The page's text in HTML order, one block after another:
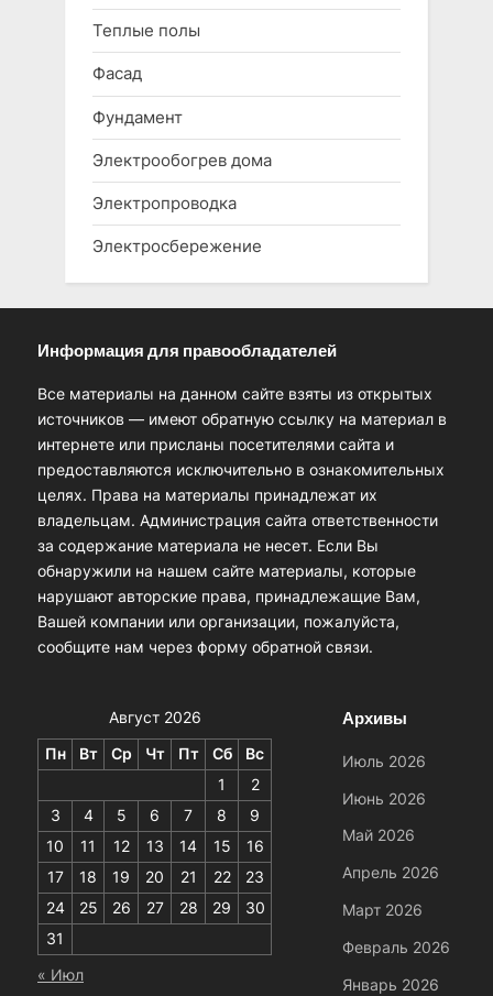
Теплые полы
Фасад
Фундамент
Электрообогрев дома
Электропроводка
Электросбережение
Информация для правообладателей
Все материалы на данном сайте взяты из открытых
источников — имеют обратную ссылку на материал в
интернете или присланы посетителями сайта и
предоставляются исключительно в ознакомительных
целях. Права на материалы принадлежат их
владельцам. Администрация сайта ответственности
за содержание материала не несет. Если Вы
обнаружили на нашем сайте материалы, которые
нарушают авторские права, принадлежащие Вам,
Вашей компании или организации, пожалуйста,
сообщите нам через форму обратной связи.
Август 2026
Пн Вт Ср Чт Пт Сб
Вс
1
2
3
4 5 6 7 8
9
10
11 12 13 14 15
16
17
18 19 20 21 22
23
24
25 26 27 28 29
30
31
« Июл
Архивы
Июль 2026
Июнь 2026
Май 2026
Апрель 2026
Март 2026
Февраль 2026
Январь 2026